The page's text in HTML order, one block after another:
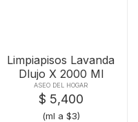
Limpiapisos Lavanda
Dlujo X 2000 Ml
ASEO DEL HOGAR
$ 5,400
(ml a $3)